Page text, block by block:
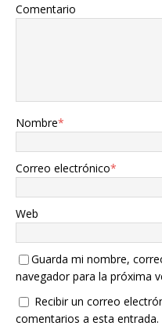
Comentario
Nombre*
Correo electrónico*
Web
Guarda mi nombre,
navegador para la próxima
Recibir un correo
comentarios a esta entrada.